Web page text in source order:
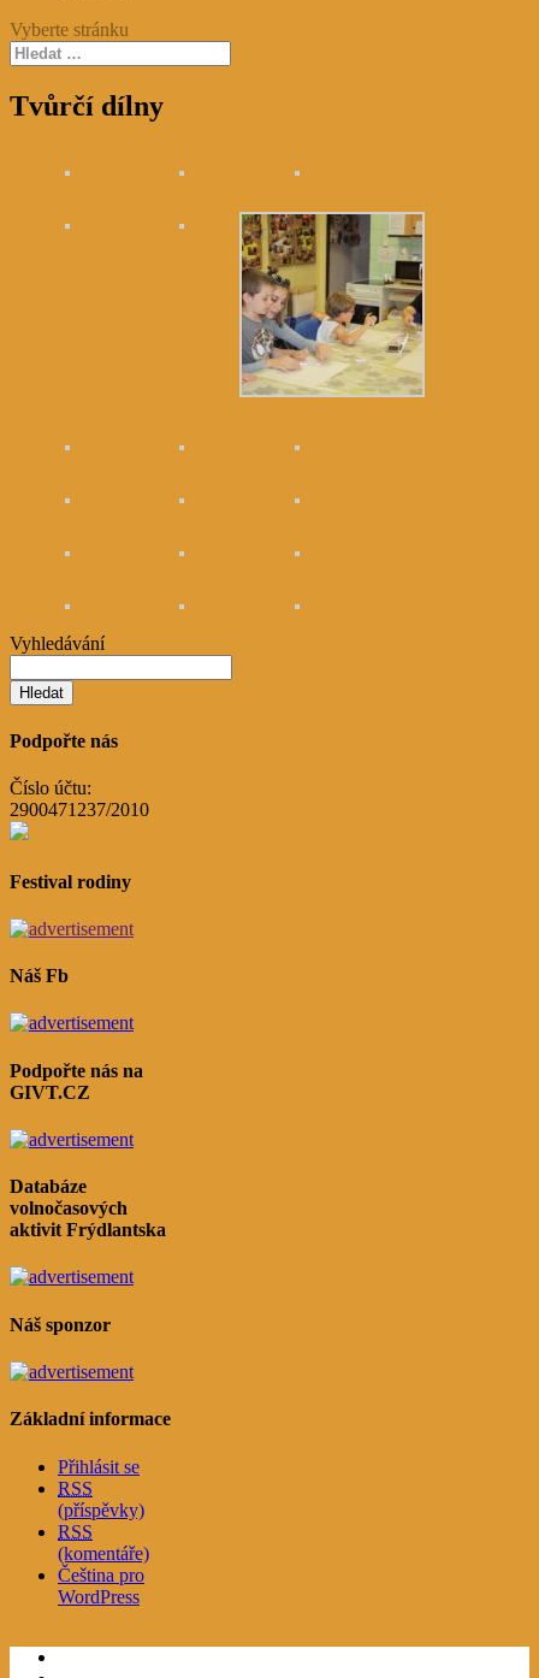
Vyberte stránku
Tvůrčí dílny
Vyhledávání
Podpořte nás
Číslo účtu:
2900471237/2010
Festival rodiny
Náš Fb
Podpořte nás na
GIVT.CZ
Databáze
volnočasových
aktivit Frýdlantska
Náš sponzor
Základní informace
Přihlásit se
RSS
(příspěvky)
RSS
(komentáře)
Čeština pro
WordPress